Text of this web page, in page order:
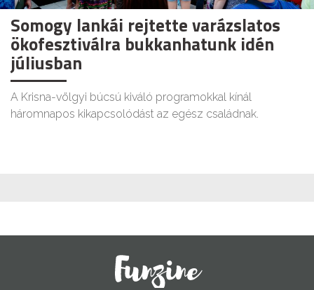
Somogy lankái rejtette varázslatos
ökofesztiválra bukkanhatunk idén
júliusban
A Krisna-völgyi búcsú kiváló programokkal kínál
háromnapos kikapcsolódást az egész családnak.